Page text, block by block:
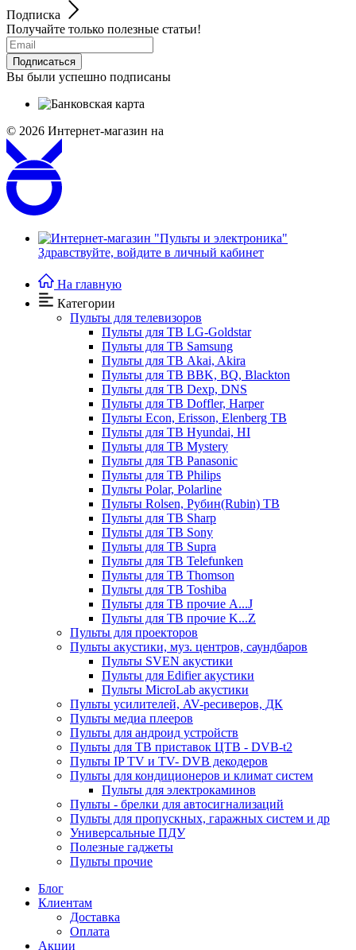
Подписка
Получайте только полезные статьи!
Подписаться
Вы были успешно подписаны
© 2026 Интернет-магазин на
Здравствуйте, войдите в личный кабинет
На главную
Категории
Пульты для телевизоров
Пульты для ТВ LG-Goldstar
Пульты для ТВ Samsung
Пульты для ТВ Akai, Akira
Пульты для ТВ BBK, BQ, Blackton
Пульты для ТВ Dexp, DNS
Пульты для ТВ Doffler, Harper
Пульты Econ, Erisson, Elenberg ТВ
Пульты для ТВ Hyundai, HI
Пульты для ТВ Mystery
Пульты для ТВ Panasonic
Пульты для ТВ Philips
Пульты Polar, Polarline
Пульты Rolsen, Рубин(Rubin) ТВ
Пульты для ТВ Sharp
Пульты для ТВ Sony
Пульты для ТВ Supra
Пульты для ТВ Telefunken
Пульты для ТВ Thomson
Пульты для ТВ Toshiba
Пульты для ТВ прочие A...J
Пульты для ТВ прочие K...Z
Пульты для проекторов
Пульты акустики, муз. центров, саундбаров
Пульты SVEN акустики
Пульты для Edifier акустики
Пульты MicroLab акустики
Пульты усилителей, AV-ресиверов, ДК
Пульты медиа плееров
Пульты для андроид устройств
Пульты для ТВ приставок ЦТВ - DVB-t2
Пульты IP TV и TV- DVB декодеров
Пульты для кондиционеров и климат систем
Пульты для электрокаминов
Пульты - брелки для автосигнализаций
Пульты для пропускных, гаражных систем и др
Универсальные ПДУ
Полезные гаджеты
Пульты прочие
Блог
Клиентам
Доставка
Оплата
Акции